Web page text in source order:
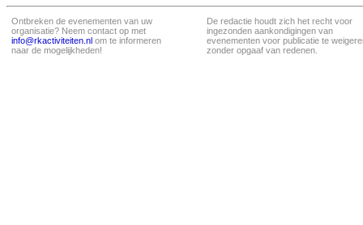
Ontbreken de evenementen van uw
organisatie? Neem contact op met
info@rkactiviteiten.nl om te informeren
naar de mogelijkheden!
De redactie houdt zich het recht voor
ingezonden aankondigingen van
evenementen voor publicatie te
zonder opgaaf van redenen.